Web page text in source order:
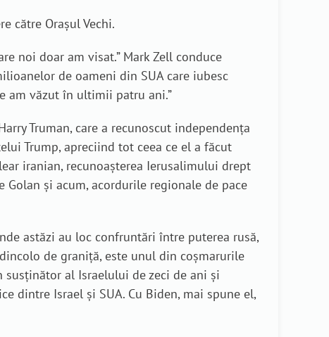
către Orașul Vechi.
noi doar am visat.” Mark Zell conduce
de oameni din SUA care iubesc
am văzut în ultimii patru ani.”
Truman, care a recunoscut independența
Trump, apreciind tot ceea ce el a făcut
iranian, recunoașterea Ierusalimului drept
și acum, acordurile regionale de pace
astăzi au loc confruntări între puterea rusă,
de graniță, este unul din coșmarurile
susținător al Israelului de zeci de ani și
dintre Israel și SUA. Cu Biden, mai spune el,